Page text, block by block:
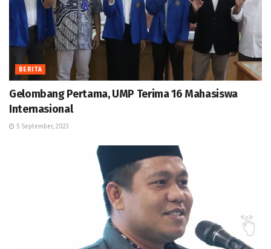
BERITA
Gelombang Pertama, UMP Terima 16 Mahasiswa
Internasional
5 September, 2023